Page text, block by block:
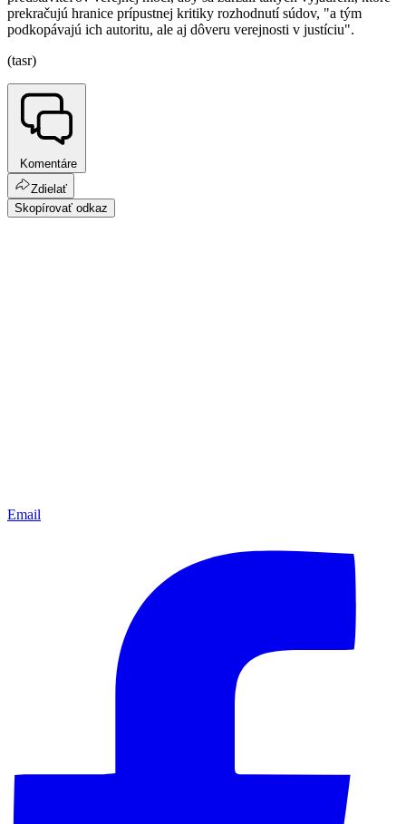
prekračujú hranice prípustnej kritiky rozhodnutí súdov, "a tým
podkopávajú ich autoritu, ale aj dôveru verejnosti v justíciu".
(tasr)
Komentáre
Zdielať
Skopírovať odkaz
Email